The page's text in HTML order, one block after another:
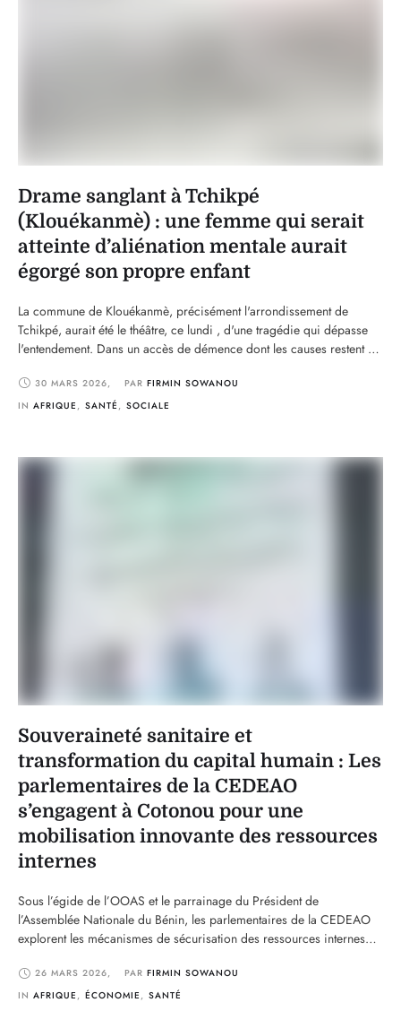
Drame sanglant à Tchikpé
(Klouékanmè) : une femme qui serait
atteinte d’aliénation mentale aurait
égorgé son propre enfant
La commune de Klouékanmè, précisément l'arrondissement de
Tchikpé, aurait été le théâtre, ce lundi , d'une tragédie qui dépasse
l'entendement. Dans un accès de démence dont les causes restent à
de troubles mentaux, aurait ôté la vie à son propre enfant en
l'égorgeant. L'acte, d'une rare …
30 MARS 2026, PAR FIRMIN SOWANOU
IN AFRIQUE , SANTÉ , SOCIALE
Souveraineté sanitaire et
transformation du capital humain : Les
parlementaires de la CEDEAO
s’engagent à Cotonou pour une
mobilisation innovante des ressources
internes
Sous l’égide de l’OOAS et le parrainage du Président de
l’Assemblée Nationale du Bénin, les parlementaires de la CEDEAO
explorent les mécanismes de sécurisation des ressources internes
Cotonou Marina Hotel est devenu, ce mercredi 25 mars 2026,
l’épicentre de la réflexion stratégique sur la politique …
26 MARS 2026, PAR FIRMIN SOWANOU
IN AFRIQUE , ÉCONOMIE , SANTÉ